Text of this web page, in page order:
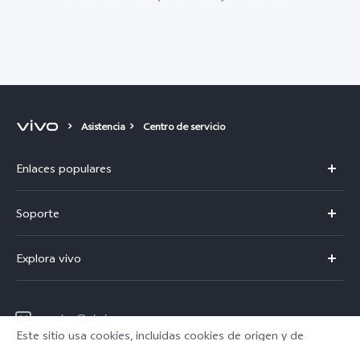
Asistencia Centro de servicio
Enlaces populares
Soporte
Consulta el Precio de los Repuestos
Explora vivo
service@ni.vivo.com
Este sitio usa cookies, incluidas cookies de origen y de